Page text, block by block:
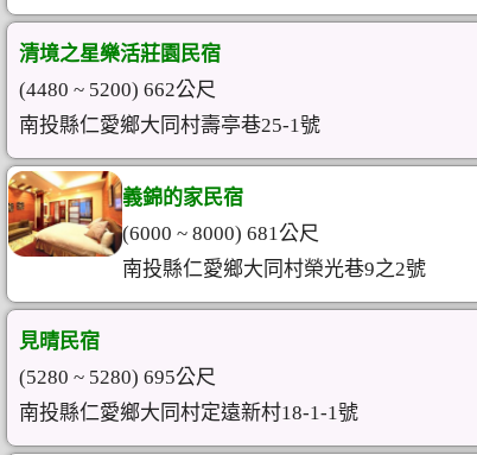
清境之星樂活莊園民宿
(4480 ~ 5200) 662公尺
南投縣仁愛鄉大同村壽亭巷25-1號
義錦的家民宿
(6000 ~ 8000) 681公尺
南投縣仁愛鄉大同村榮光巷9之2號
見晴民宿
(5280 ~ 5280) 695公尺
南投縣仁愛鄉大同村定遠新村18-1-1號